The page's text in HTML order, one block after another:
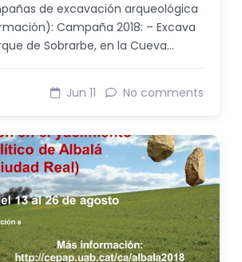
de excavación arqueológica
Campaña 2018: – Excava
de Sobrarbe, en la Cueva…
Jun 11 No comments